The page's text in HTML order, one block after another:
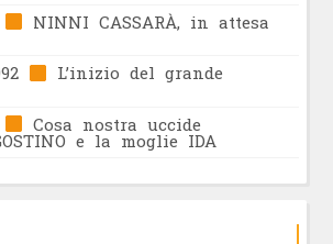
NINNI CASSARÀ, in attesa
L’inizio del grande
Cosa nostra uccide
e la moglie IDA